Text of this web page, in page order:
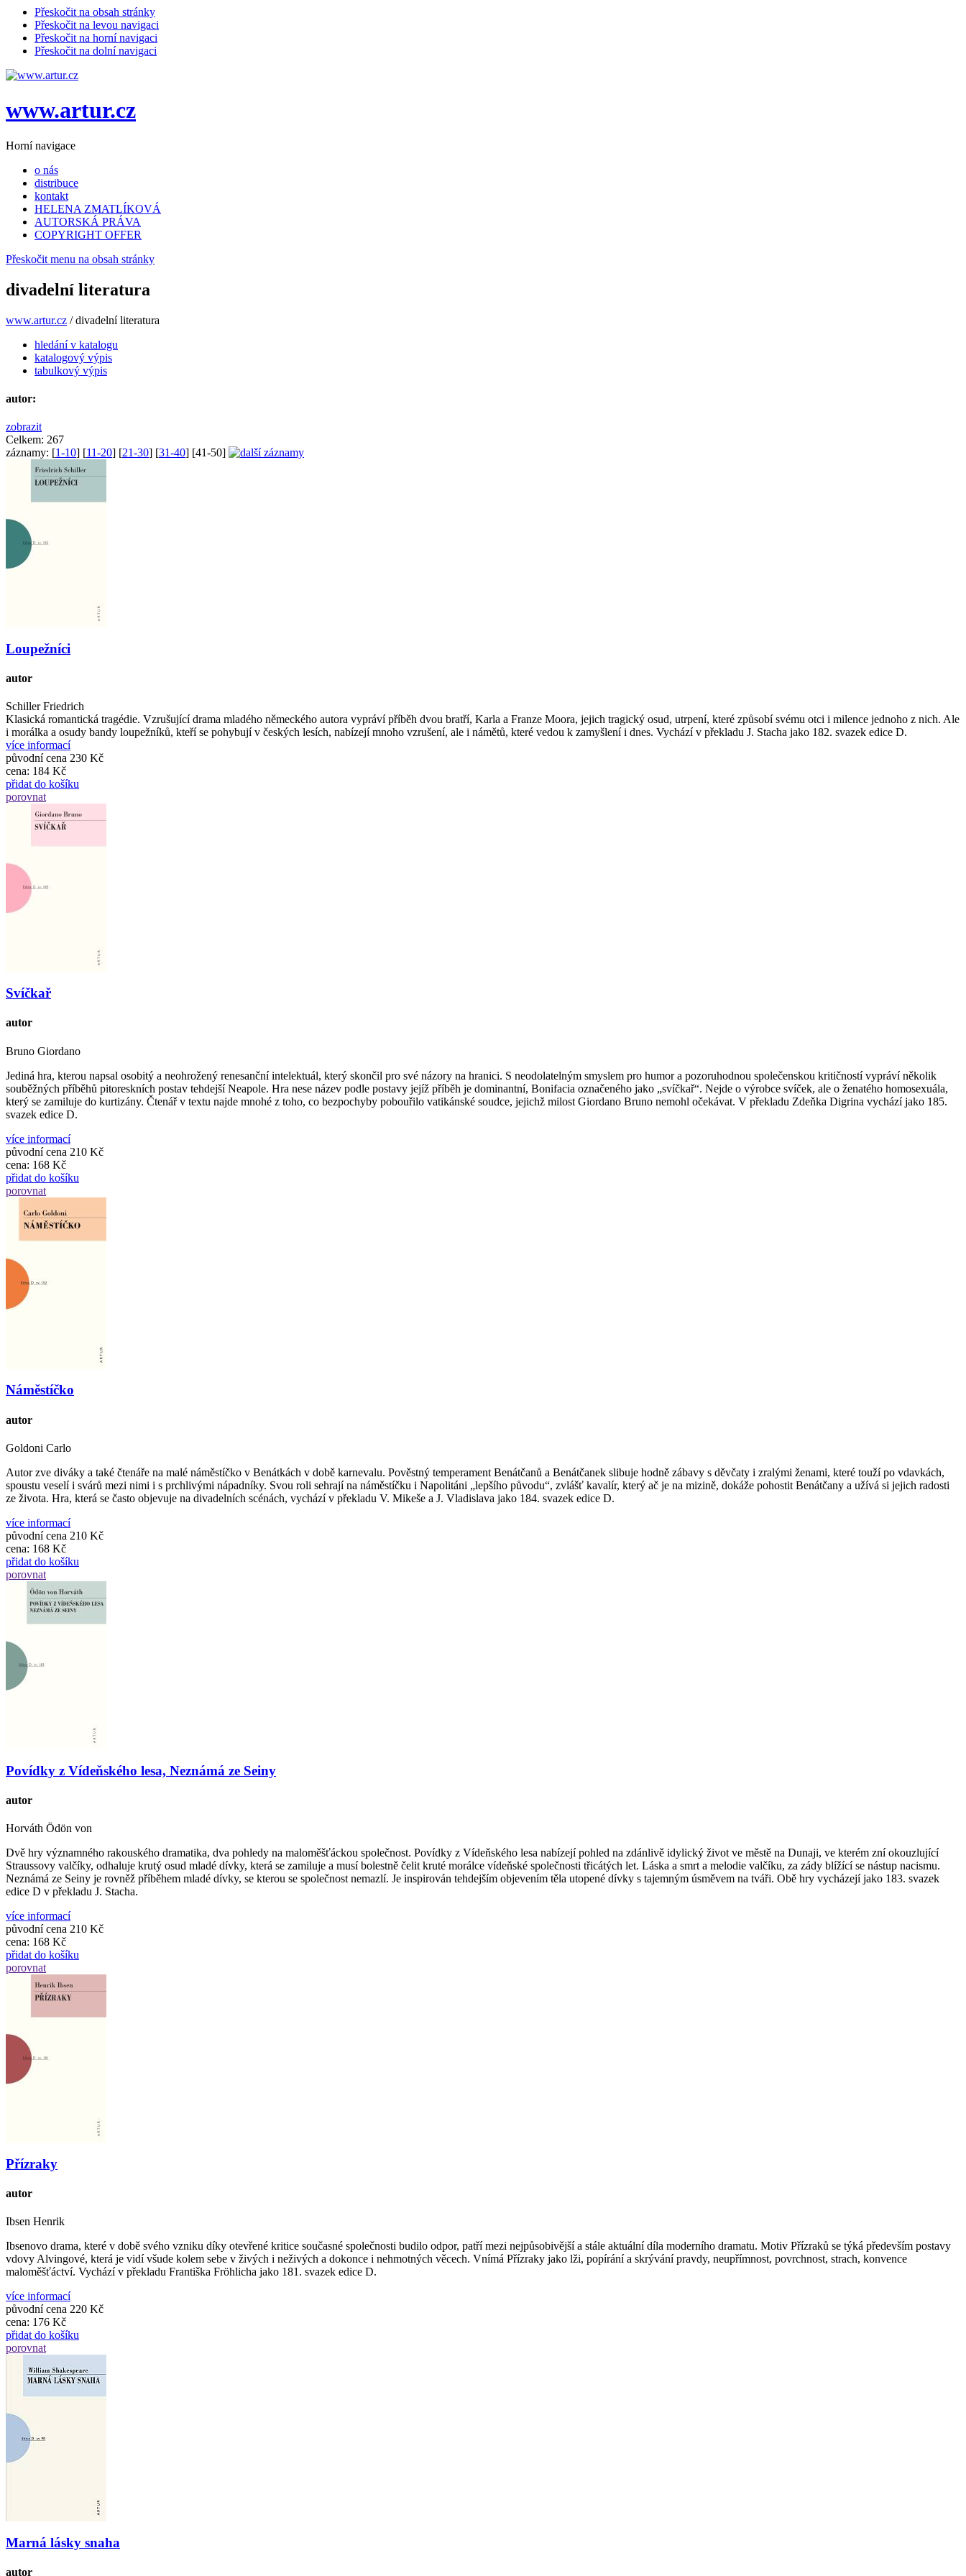
Přeskočit na obsah stránky
Přeskočit na levou navigaci
Přeskočit na horní navigaci
Přeskočit na dolní navigaci
www.artur.cz
Horní navigace
o nás
distribuce
kontakt
HELENA ZMATLÍKOVÁ
AUTORSKÁ PRÁVA
COPYRIGHT OFFER
Přeskočit menu na obsah stránky
divadelní literatura
www.artur.cz /divadelní literatura
hledání v katalogu
katalogový výpis
tabulkový výpis
autor:
zobrazit
Celkem: 267
záznamy: [1-10] [11-20] [21-30] [31-40] [41-50]
Loupežníci
autor
Schiller Friedrich
Klasická romantická tragédie. Vzrušující drama mladého německého autora vypráví příběh dvou bratří, Karla a Franze Moora, jejich tragický osud, utrpení, které způsobí svému otci i milence jednoho z nich. Ale
i morálka a osudy bandy loupežníků, kteří se pohybují v českých lesích, nabízejí mnoho vzrušení, ale i námětů, které vedou k zamyšlení i dnes. Vychází v překladu J. Stacha jako 182. svazek edice D.
více informací
původní cena 230 Kč
cena: 184 Kč
přidat do košíku
porovnat
Svíčkař
autor
Bruno Giordano
Jediná hra, kterou napsal osobitý a neohrožený renesanční intelektuál, který skončil pro své názory na hranici. S neodolatelným smyslem pro humor a pozoruhodnou společenskou kritičností vypráví několik
souběžných příběhů pitoreskních postav tehdejší Neapole. Hra nese název podle postavy jejíž příběh je dominantní, Bonifacia označeného jako „svíčkař“. Nejde o výrobce svíček, ale o ženatého homosexuála,
který se zamiluje do kurtizány. Čtenář v textu najde mnohé z toho, co bezpochyby pobouřilo vatikánské soudce, jejichž milost Giordano Bruno nemohl očekávat. V překladu Zdeňka Digrina vychází jako 185.
svazek edice D.
více informací
původní cena 210 Kč
cena: 168 Kč
přidat do košíku
porovnat
Náměstíčko
autor
Goldoni Carlo
Autor zve diváky a také čtenáře na malé náměstíčko v Benátkách v době karnevalu. Pověstný temperament Benátčanů a Benátčanek slibuje hodně zábavy s děvčaty i zralými ženami, které touží po vdavkách,
spoustu veselí i svárů mezi nimi i s prchlivými nápadníky. Svou roli sehrají na náměstíčku i Napolitáni „lepšího původu“, zvlášť kavalír, který ač je na mizině, dokáže pohostit Benátčany a užívá si jejich radosti
ze života. Hra, která se často objevuje na divadelních scénách, vychází v překladu V. Mikeše a J. Vladislava jako 184. svazek edice D.
více informací
původní cena 210 Kč
cena: 168 Kč
přidat do košíku
porovnat
Povídky z Vídeňského lesa, Neznámá ze Seiny
autor
Horváth Ödön von
Dvě hry významného rakouského dramatika, dva pohledy na maloměšťáckou společnost. Povídky z Vídeňského lesa nabízejí pohled na zdánlivě idylický život ve městě na Dunaji, ve kterém zní okouzlující
Straussovy valčíky, odhaluje krutý osud mladé dívky, která se zamiluje a musí bolestně čelit kruté morálce vídeňské společnosti třicátých let. Láska a smrt a melodie valčíku, za zády blížící se nástup nacismu.
Neznámá ze Seiny je rovněž příběhem mladé dívky, se kterou se společnost nemazlí. Je inspirován tehdejším objevením těla utopené dívky s tajemným úsměvem na tváři. Obě hry vycházejí jako 183. svazek
edice D v překladu J. Stacha.
více informací
původní cena 210 Kč
cena: 168 Kč
přidat do košíku
porovnat
Přízraky
autor
Ibsen Henrik
Ibsenovo drama, které v době svého vzniku díky otevřené kritice současné společnosti budilo odpor, patří mezi nejpůsobivější a stále aktuální díla moderního dramatu. Motiv Přízraků se týká především postavy
vdovy Alvingové, která je vidí všude kolem sebe v živých i neživých a dokonce i nehmotných věcech. Vnímá Přízraky jako lži, popírání a skrývání pravdy, neupřímnost, povrchnost, strach, konvence
maloměšťáctví. Vychází v překladu Františka Fröhlicha jako 181. svazek edice D.
více informací
původní cena 220 Kč
cena: 176 Kč
přidat do košíku
porovnat
Marná lásky snaha
autor